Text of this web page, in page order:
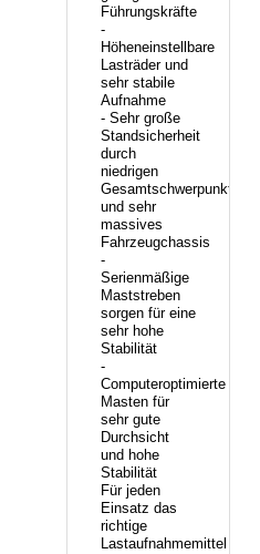
Führungskräfte
-
Höheneinstellbare
Lasträder und
sehr stabile
Aufnahme
- Sehr große
Standsicherheit
durch
niedrigen
Gesamtschwerpunkt
und sehr
massives
Fahrzeugchassis
-
Serienmäßige
Maststreben
sorgen für eine
sehr hohe
Stabilität
-
Computeroptimierte
Masten für
sehr gute
Durchsicht
und hohe
Stabilität
Für jeden
Einsatz das
richtige
Lastaufnahmemittel